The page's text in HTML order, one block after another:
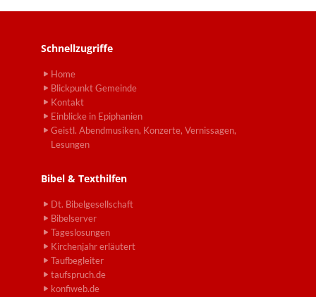
Schnellzugriffe
Home
Blickpunkt Gemeinde
Kontakt
Einblicke in Epiphanien
Geistl. Abendmusiken, Konzerte, Vernissagen,
Lesungen
Bibel & Texthilfen
Dt. Bibelgesellschaft
Bibelserver
Tageslosungen
Kirchenjahr erläutert
Taufbegleiter
taufspruch.de
konfiweb.de